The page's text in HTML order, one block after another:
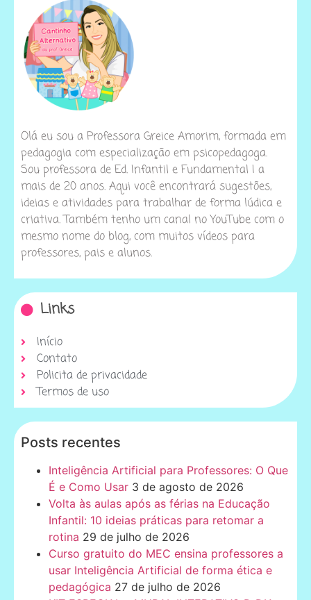
Olá eu sou a Professora Greice Amorim, formada em
pedagogia com especialização em psicopedagoga.
Sou professora de Ed. Infantil e Fundamental I a
mais de 20 anos. Aqui você encontrará sugestões,
ideias e atividades para trabalhar de forma lúdica e
criativa. Também tenho um canal no YouTube com o
mesmo nome do blog, com muitos vídeos para
professores, pais e alunos.
Links
Início
Contato
Policita de privacidade
Termos de uso
Posts recentes
Inteligência Artificial para Professores: O Que
É e Como Usar 3 de agosto de 2026
Volta às aulas após as férias na Educação
Infantil: 10 ideias práticas para retomar a
rotina 29 de julho de 2026
Curso gratuito do MEC ensina professores a
usar Inteligência Artificial de forma ética e
pedagógica 27 de julho de 2026